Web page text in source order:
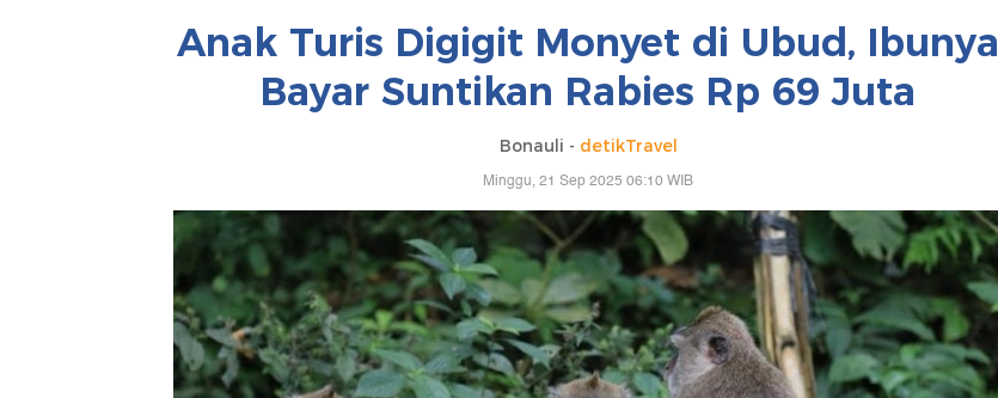
Anak Turis Digigit Monyet di Ubud, Ibunya
Bayar Suntikan Rabies Rp 69 Juta
Bonauli - detikTravel
Minggu, 21 Sep 2025 06:10 WIB